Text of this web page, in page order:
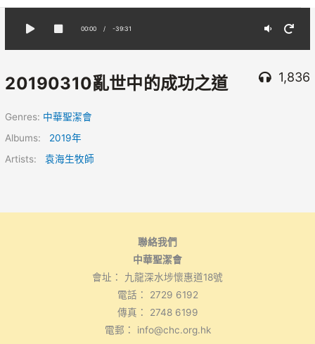
00:00 / -39:31
20190310亂世中的成功之道 1,836
Genres: 中華聖潔會
Albums: 2019年
Artists: 袁海生牧師
聯絡我們
中華聖潔會
會址： 九龍深水埗懷惠道18號
電話： 2729 6192
傳真： 2748 6199
電郵： info@chc.org.hk